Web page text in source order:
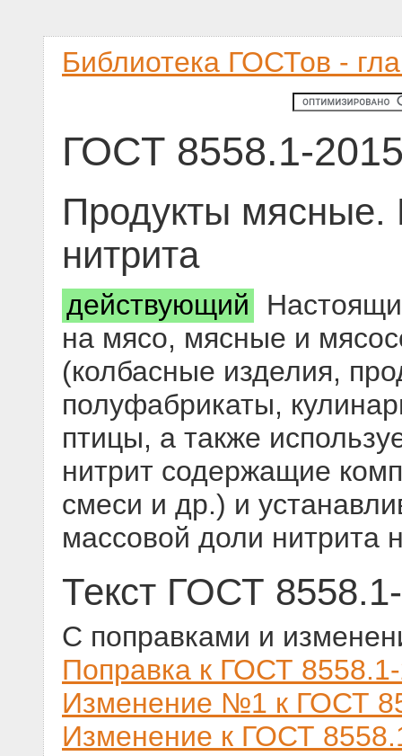
Библиотека ГОСТов -
ГОСТ 8558.1-
Продукты
нитрита
действующий
на мясо, мясные и
(колбасные изделия,
полуфабрикаты,
птицы, а также
нитрит содержащие
смеси и др.) и
массовой доли нитрита
Текст ГОСТ
С поправками и
Поправка к ГОСТ
Изменение №1 к ГОСТ
Изменение к ГОСТ